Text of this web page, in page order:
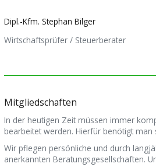
Dipl.-Kfm. Stephan Bilger
Wirtschaftsprüfer / Steuerberater
Mitgliedschaften
In der heutigen Zeit müssen immer
bearbeitet werden. Hierfür benötigt man
Wir pflegen persönliche und durch
anerkannten Beratungsgesellschaften.